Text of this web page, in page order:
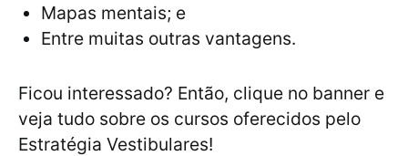
Mapas mentais; e
Entre muitas outras vantagens.
Ficou interessado? Então, clique no banner e
veja tudo sobre os cursos oferecidos pelo
Estratégia Vestibulares!